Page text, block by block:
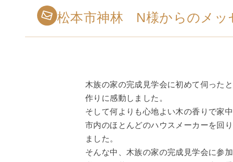
松本市神林 N様からのメッ
木族の家の完成見学会に初めて伺った
作りに感動しました。
そして何よりも心地よい木の香りで家
市内のほとんどのハウスメーカーを回
ました。
そんな中、木族の家の完成見学会に参